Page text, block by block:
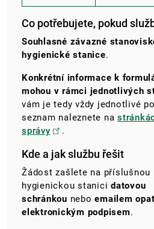
Co potřebujete, pokud
Souhlasné závazné
hygienické stanice.
Konkrétní informace k
mohou v rámci jednotlivých
vám je tedy vždy jednotlivé
seznam naleznete na
správy
.
Kde a jak službu řešit
Žádost zašlete na příslušnou
hygienickou stanici datovou
schránkou neboemailem
elektronickým podpisem.